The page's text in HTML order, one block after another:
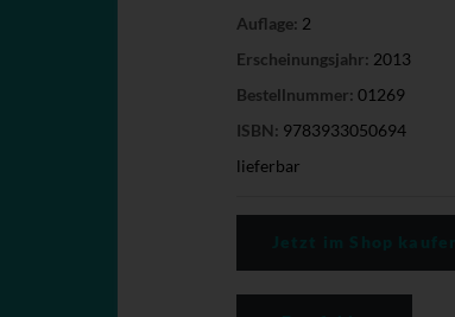
Auflage: 2
Erscheinungsjahr: 2013
Bestellnummer: 01269
ISBN: 9783933050694
lieferbar